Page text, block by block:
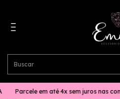
em até 4x sem juros nas compras